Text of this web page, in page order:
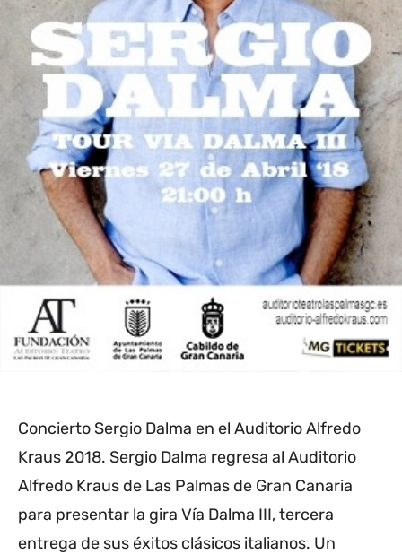
Concierto Sergio Dalma en el Auditorio Alfredo
Kraus 2018. Sergio Dalma regresa al Auditorio
Alfredo Kraus de Las Palmas de Gran Canaria
para presentar la gira Vía Dalma III, tercera
entrega de sus éxitos clásicos italianos. Un